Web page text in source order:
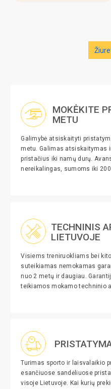
MOKĖKITE
METU
Galimybė atsiskaityti
metu. Galimas atsiskaitymas
pristačius iki namų durų.
nereikalingas, sumoms iki
TECHNINIS
LIETUVOJE
Visiems treniruokliams bei
suteikiamas nemokamas
nuo 2 metų ir daugiau.
teikiamos mokamo techninio
Turimas sporto ir laisvalaikio
esančiuose sandėliuose
visoje Lietuvoje. Kai kurių